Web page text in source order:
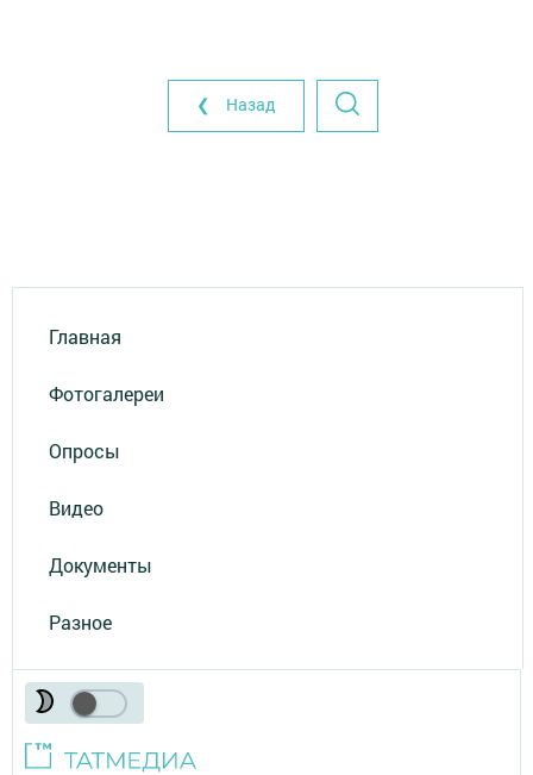
❮ Назад
Главная
Фотогалереи
Опросы
Видео
Документы
Разное